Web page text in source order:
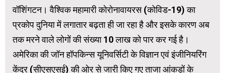
वॉशिंगटन। वैश्विक महामारी कोरोनावायरस (कोविड-19) का
प्रकोप दुनिया में लगातार बढ़ता ही जा रहा है और इसके कारण अब
तक मरने वाले लोगों की संख्या 10 लाख को पार कर गई है।
अमेरिका की जॉन हॉपकिन्स यूनिवर्सिटी के विज्ञान एवं इंजीनियरिंग
केंद्र (सीएसएसई) की ओर से जारी किए गए ताजा आंकड़ों के